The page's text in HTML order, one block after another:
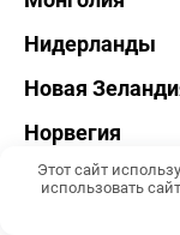
Нидерланды
Новая
Норвегия
ОАЭ
Этот сайт
использовать